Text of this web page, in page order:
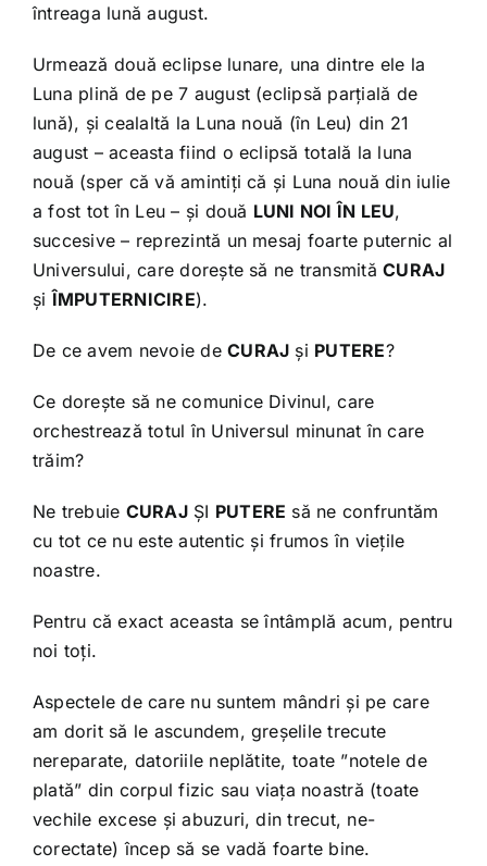
întreaga lună august.
Urmează două eclipse lunare, una dintre ele la
Luna plină de pe 7 august (eclipsă parțială de
lună), și cealaltă la Luna nouă (în Leu) din 21
august – aceasta fiind o eclipsă totală la luna
nouă (sper că vă amintiți că și Luna nouă din iulie
a fost tot în Leu – și două LUNI NOI ÎN LEU,
succesive – reprezintă un mesaj foarte puternic al
Universului, care dorește să ne transmităCURAJ
șiÎMPUTERNICIRE).
De ce avem nevoie deCURAJ și PUTERE?
Ce dorește să ne comunice Divinul, care
orchestrează totul în Universul minunat în care
trăim?
Ne trebuie CURAJȘI PUTERE să ne confruntăm
cu tot ce nu este autentic și frumos în viețile
noastre.
Pentru că exact aceasta se întâmplă acum, pentru
noi toți.
Aspectele de care nu suntem mândri și pe care
am dorit să le ascundem, greșelile trecute
nereparate, datoriile neplătite, toate ”notele de
plată” din corpul fizic sau viața noastră (toate
vechile excese și abuzuri, din trecut, ne-
corectate) încep să se vadă foarte bine.